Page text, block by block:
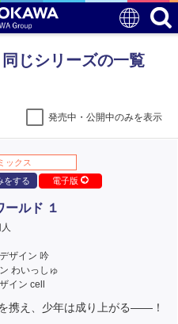
じシリーズの一覧
発売中・公開中のみを表示
ックス
をする
電子版
ールド １
ザイン 吟
わいっしゅ
イン cell
携え、少年は成り上がる――！